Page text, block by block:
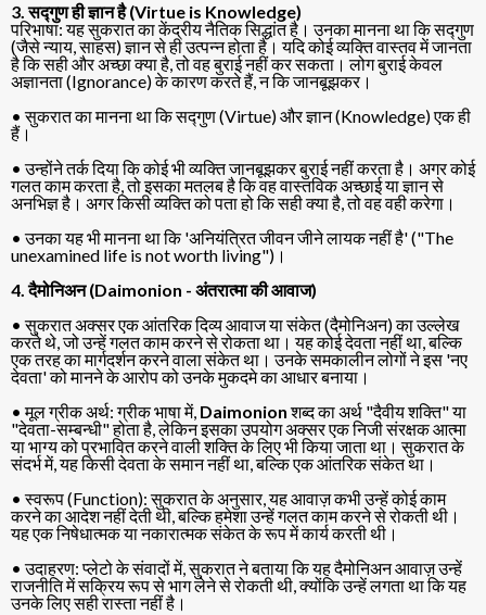
3. सद्गुण ही ज्ञान है (Virtue is Knowledge)
परिभाषा: यह सुकरात का केंद्रीय नैतिक सिद्धांत है। उनका मानना था कि सद्गुण
(जैसे न्याय, साहस) ज्ञान से ही उत्पन्न होता है। यदि कोई व्यक्ति वास्तव में जानता
है कि सही और अच्छा क्या है, तो वह बुराई नहीं कर सकता। लोग बुराई केवल
अज्ञानता (Ignorance) के कारण करते हैं, न कि जानबूझकर।
• सुकरात का मानना था कि सद्गुण (Virtue) और ज्ञान (Knowledge) एक ही
हैं।
• उन्होंने तर्क दिया कि कोई भी व्यक्ति जानबूझकर बुराई नहीं करता है। अगर कोई
गलत काम करता है, तो इसका मतलब है कि वह वास्तविक अच्छाई या ज्ञान से
अनभिज्ञ है। अगर किसी व्यक्ति को पता हो कि सही क्या है, तो वह वही करेगा।
• उनका यह भी मानना था कि 'अनियंत्रित जीवन जीने लायक नहीं है' ("The
unexamined life is not worth living")।
4. दैमोनिअन (Daimonion - अंतरात्मा की आवाज)
• सुकरात अक्सर एक आंतरिक दिव्य आवाज या संकेत (दैमोनिअन) का उल्लेख
करते थे, जो उन्हें गलत काम करने से रोकता था। यह कोई देवता नहीं था, बल्कि
एक तरह का मार्गदर्शन करने वाला संकेत था। उनके समकालीन लोगों ने इस 'नए
देवता' को मानने के आरोप को उनके मुकदमे का आधार बनाया।
• मूल ग्रीक अर्थ: ग्रीक भाषा में, Daimonionशब्द का अर्थ "दैवीय शक्ति" या
"देवता-सम्बन्धी" होता है, लेकिन इसका उपयोग अक्सर एक निजी संरक्षक आत्मा
या भाग्य को प्रभावित करने वाली शक्ति के लिए भी किया जाता था। सुकरात के
संदर्भ में, यह किसी देवता के समान नहीं था, बल्कि एक आंतरिक संकेत था।
• स्वरूप (Function): सुकरात के अनुसार, यह आवाज़ कभी उन्हें कोई काम
करने का आदेश नहीं देती थी, बल्कि हमेशा उन्हें गलत काम करने से रोकती थी।
यह एक निषेधात्मक या नकारात्मक संकेत के रूप में कार्य करती थी।
• उदाहरण: प्लेटो के संवादों में, सुकरात ने बताया कि यह दैमोनिअन आवाज़ उन्हें
राजनीति में सक्रिय रूप से भाग लेने से रोकती थी, क्योंकि उन्हें लगता था कि यह
उनके लिए सही रास्ता नहीं है।